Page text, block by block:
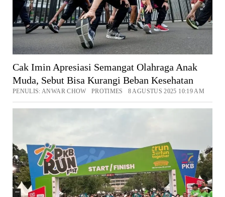
Cak Imin Apresiasi Semangat Olahraga Anak
Muda, Sebut Bisa Kurangi Beban Kesehatan
PENULIS: ANWAR CHOW PROTIMES 8 AGUSTUS 2025 10:19 AM